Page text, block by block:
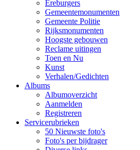
Ereburgers
Gemeentemonumenten
Gemeente Politie
Rijksmonumenten
Hoogste gebouwen
Reclame uitingen
Toen en Nu
Kunst
Verhalen/Gedichten
Albums
Albumoverzicht
Aanmelden
Registreren
Servicerubrieken
50 Nieuwste foto's
Foto's per bijdrager